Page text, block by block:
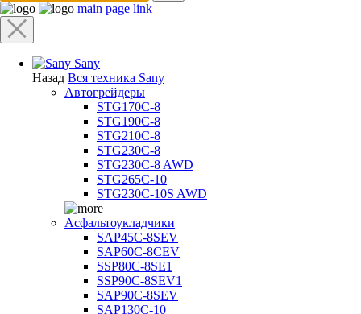
main page link
Sany
Назад Вся техника Sany
Автогрейдеры
STG170C-8
STG190C-8
STG210C-8
STG230C-8
STG230C-8 AWD
STG265C-10
STG230C-10S AWD
Асфальтоукладчики
SAP45С-8SEV
SAP60C-8CEV
SSP80C-8SE1
SSP90C-8SEV1
SAP90C-8SEV
SAP130C-10